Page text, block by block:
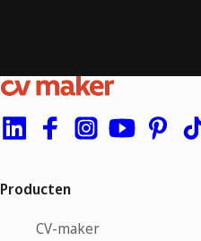
Producten
CV-maker